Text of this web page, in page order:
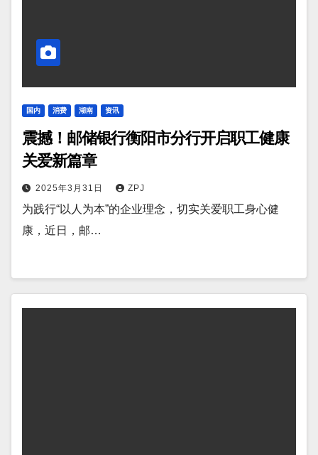
国内 消费 湖南 资讯
震撼！邮储银行衡阳市分行开启职工健康
关爱新篇章
2025年3月31日 ZPJ
为践行“以人为本”的企业理念，切实关爱职工身心健
康，近日，邮…